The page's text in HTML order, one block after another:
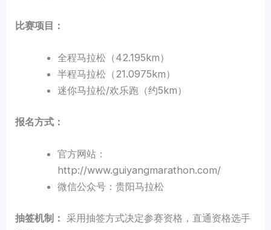
比赛项目：
全程马拉松（42.195km）
半程马拉松（21.0975km）
迷你马拉松/欢乐跑（约5km）
报名方式：
官方网站：
http://www.guiyangmarathon.com/
微信公众号：贵阳马拉松
抽签机制： 采用抽签方式决定参赛资格，直通资格选手